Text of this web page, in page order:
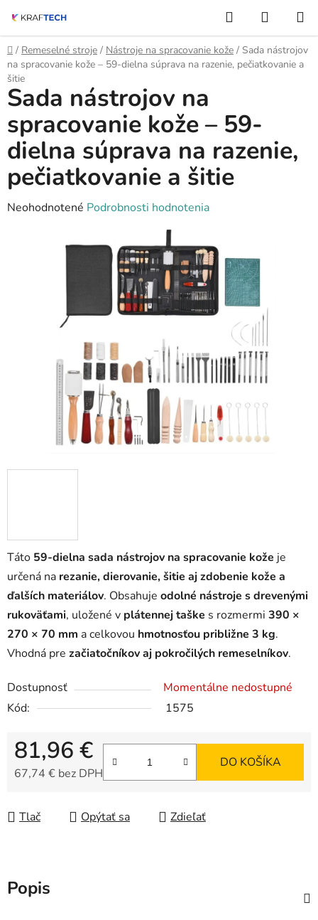
obsah
Hľadať
KOŠÍK
Domov
/ Remeselné stroje / Nástroje na spracovanie kože / Sada nástrojov
na spracovanie kože – 59-dielna súprava na razenie, pečiatkovanie a
šitie
Táto 59-dielna sada nástrojov na spracovanie kože je
určená na rezanie, dierovanie, šitie aj zdobenie kože a
ďalších materiálov. Obsahuje odolné nástroje s drevenými
rukoväťami, uložené v plátennej taške s rozmermi 390 ×
270 × 70 mm a celkovou hmotnosťou približne 3 kg.
Vhodná pre začiatočníkov aj pokročilých remeselníkov.
Dostupnosť
Momentálne nedostupné
Kód:
1575
81,96 €
67,74 € bez DPH
DO KOŠÍKA
Tlač Opýtať sa Zdieľať
Sada nástrojov na
spracovanie kože – 59-
dielna súprava na razenie,
pečiatkovanie a šitie
Priemerné
Neohodnotené Podrobnosti hodnotenia
Popis